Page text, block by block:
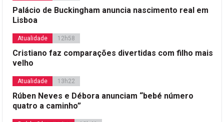
Palácio de Buckingham anuncia nascimento real em
Lisboa
Atualidade 12h58
Cristiano faz comparações divertidas com filho mais
velho
Atualidade 13h22
Rúben Neves e Débora anunciam “bebé número
quatro a caminho”